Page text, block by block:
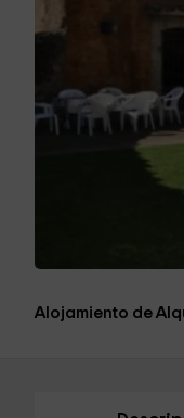
Alojamiento de